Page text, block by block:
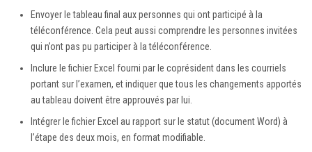
Envoyer le tableau final aux personnes qui ont participé à la
téléconférence. Cela peut aussi comprendre les personnes invitées
qui n’ont pas pu participer à la téléconférence.
Inclure le fichier Excel fourni par le coprésident dans les courriels
portant sur l’examen, et indiquer que tous les changements apportés
au tableau doivent être approuvés par lui.
Intégrer le fichier Excel au rapport sur le statut (document Word) à
l’étape des deux mois, en format modifiable.